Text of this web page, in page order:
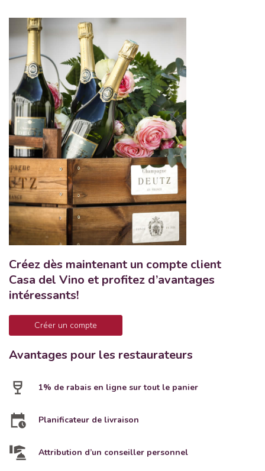
Créez dès maintenant un compte client
Casa del Vino et profitez d’avantages
intéressants!
Créer un compte
Avantages pour les restaurateurs
1% de rabais en ligne sur tout le panier
Planificateur de livraison
Attribution d’un conseiller personnel